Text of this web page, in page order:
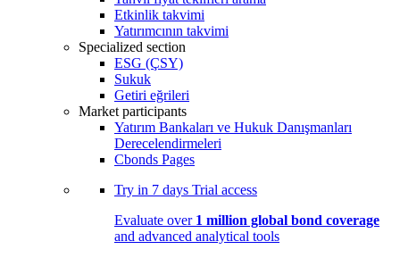
Etkinlik takvimi
Yatırımcının takvimi
Specialized section
ESG (ÇSY)
Sukuk
Getiri eğrileri
Market participants
Yatırım Bankaları ve Hukuk Danışmanları
Derecelendirmeleri
Cbonds Pages
Try in 7 days Trial access
Evaluate over 1 million global bond coverage
and advanced analytical tools